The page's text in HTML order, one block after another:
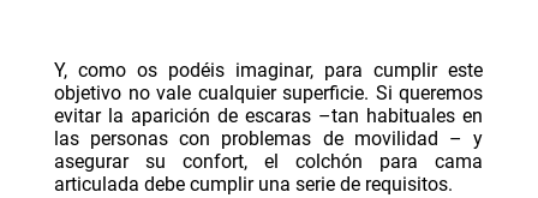
Y, como os podéis imaginar, para cumplir este
objetivo no vale cualquier superficie. Si queremos
evitar la aparición de escaras –tan habituales en
las personas con problemas de movilidad – y
asegurar su confort, el colchón para cama
articulada debe cumplir una serie de requisitos.